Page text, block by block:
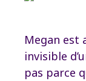
Megan est
invisible
pas parce